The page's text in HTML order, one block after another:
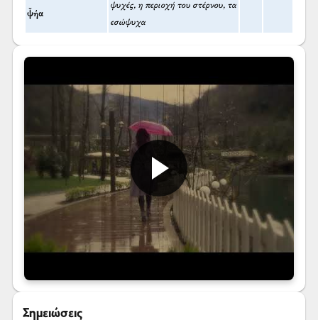
ψ̌ήα
ψυχές, η περιοχή του στέρνου, τα
εσώψυχα
Σημειώσεις